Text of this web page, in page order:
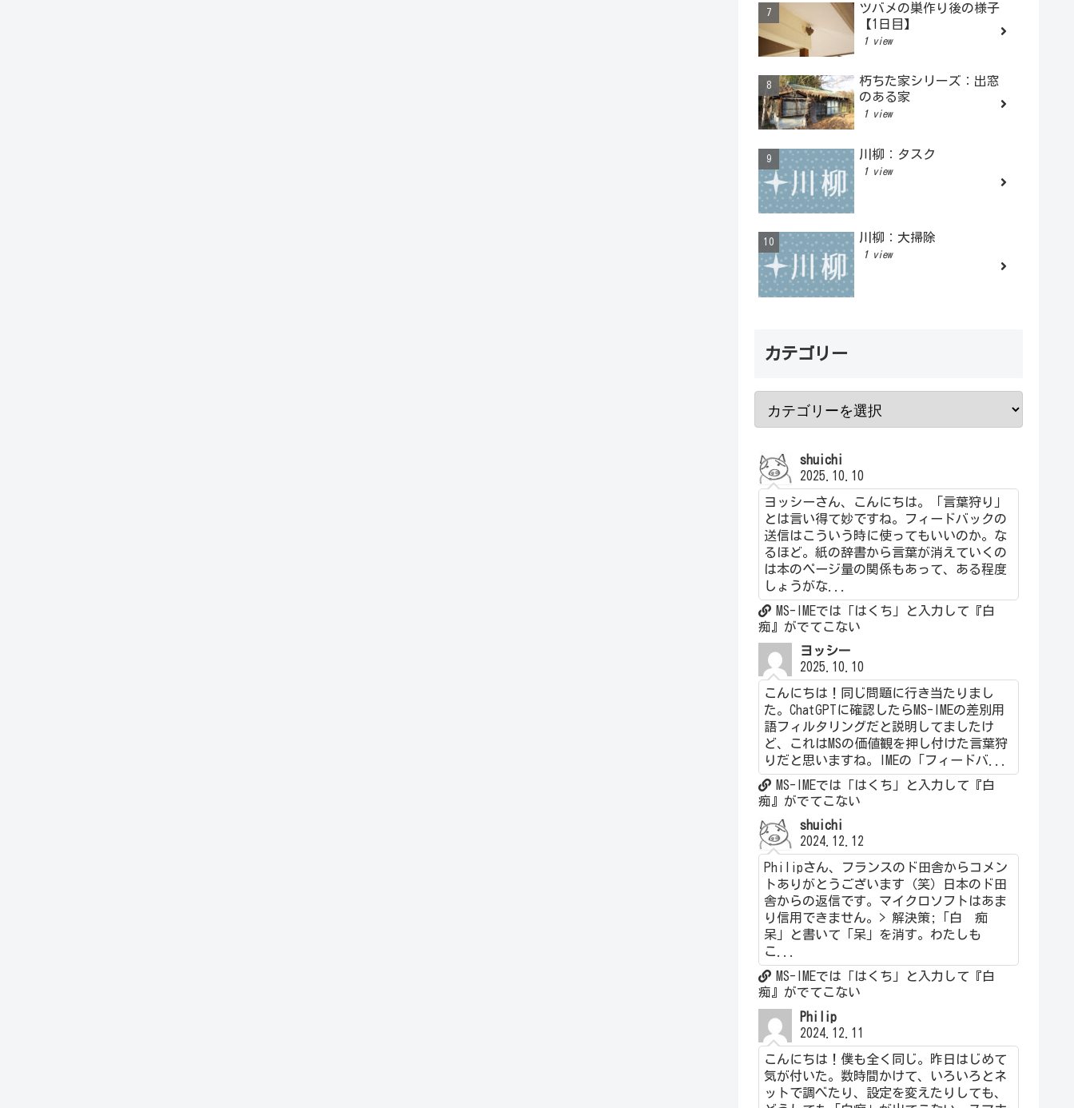
ツバメの巣作り後の様子
【1日目】
1 view
朽ちた家シリーズ：出窓
のある家
1 view
川柳：タスク
1 view
川柳：大掃除
1 view
カテゴリー
shuichi
2025.10.10
ヨッシーさん、こんにちは。「言葉狩り」
とは言い得て妙ですね。フィードバックの
送信はこういう時に使ってもいいのか。な
るほど。紙の辞書から言葉が消えていくの
は本のページ量の関係もあって、ある程度
しょうがな...
MS-IMEでは「はくち」と入力して『白
痴』がでてこない
ヨッシー
2025.10.10
こんにちは！同じ問題に行き当たりまし
た。ChatGPTに確認したらMS-IMEの差別用
語フィルタリングだと説明してましたけ
ど、これはMSの価値観を押し付けた言葉狩
りだと思いますね。IMEの「フィードバ...
MS-IMEでは「はくち」と入力して『白
痴』がでてこない
shuichi
2024.12.12
Philipさん、フランスのド田舎からコメン
トありがとうございます（笑）日本のド田
舎からの返信です。マイクロソフトはあま
り信用できません。> 解決策;「白 痴
呆」と書いて「呆」を消す。わたしも
こ...
MS-IMEでは「はくち」と入力して『白
痴』がでてこない
Philip
2024.12.11
こんにちは！僕も全く同じ。昨日はじめて
気が付いた。数時間かけて、いろいろとネ
ットで調べたり、設定を変えたりしても、